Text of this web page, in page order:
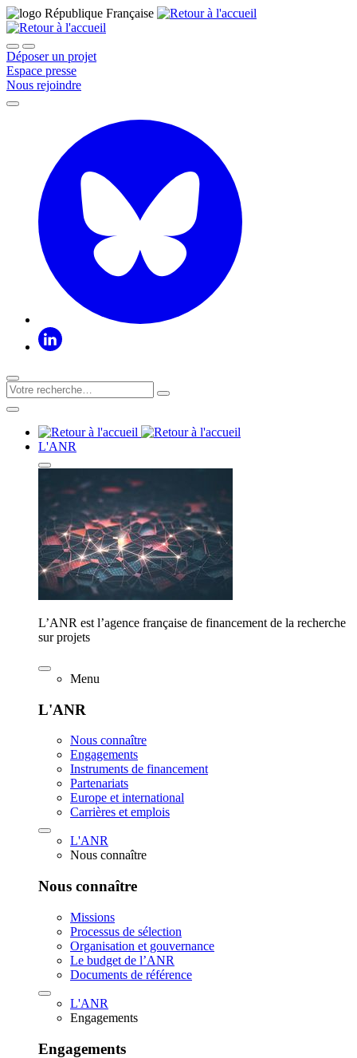
Déposer un projet
Espace presse
Nous rejoindre
L'ANR
L’ANR est l’agence française de financement de la recherche
sur projets
Menu
L'ANR
Nous connaître
Engagements
Instruments de financement
Partenariats
Europe et international
Carrières et emplois
L'ANR
Nous connaître
Nous connaître
Missions
Processus de sélection
Organisation et gouvernance
Le budget de l’ANR
Documents de référence
L'ANR
Engagements
Engagements